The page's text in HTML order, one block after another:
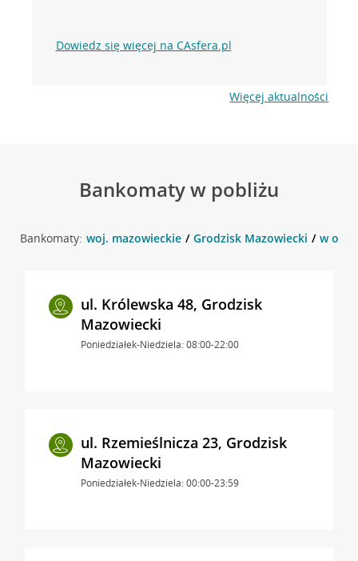
Dowiedz się więcej na CAsfera.pl
Więcej aktualności
Bankomaty w pobliżu
Bankomaty: woj. mazowieckie Grodzisk Mazowiecki w
ul. Królewska 48, Grodzisk
Mazowiecki
Poniedziałek-Niedziela: 08:00-22:00
ul. Rzemieślnicza 23, Grodzisk
Mazowiecki
Poniedziałek-Niedziela: 00:00-23:59